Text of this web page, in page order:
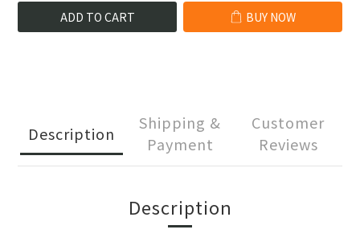
ADD TO CART BUY NOW
Description
Shipping &
Payment
Customer
Reviews
Description